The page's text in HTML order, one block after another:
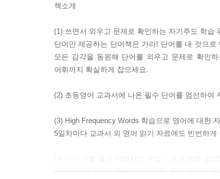
책소개
(1) 쓰면서 외우고 문제로 확인하는 자기주도 학습
단어만 제공하는 단어책은 가라! 단어를 내 것으
모든 감각을 동원해 단어를 외우고 문제로 확인
어휘까지 확실하게 잡으세요.
(2) 초등영어 교과서에 나온 필수 단어를 엄선하여
(3) High Frequency Words 학습으로 영어에 대한
5일차마다 교과서 외 영어 읽기 자료에도 빈번하
하이브리드 CD에 있는 단어 시험 출제 마법사